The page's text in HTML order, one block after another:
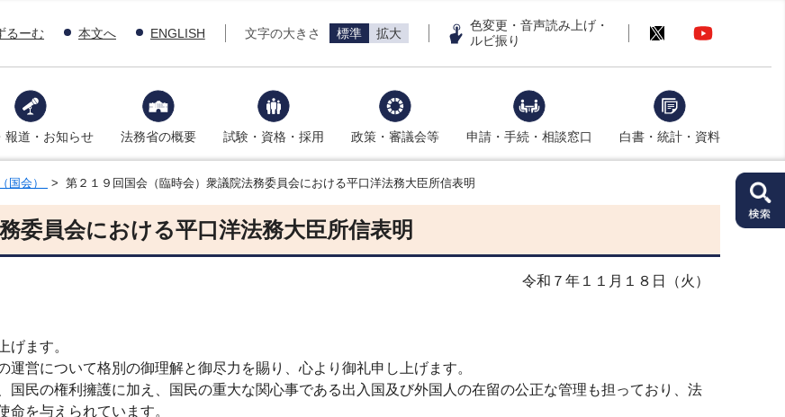
るーむ 本文へ ENGLISH 文字の大きさ 標準 拡大
色変更・音声読み上げ・
ルビ振り
報道・お知らせ 法務省の概要 試験・資格・採用 政策・審議会等 申請・手続・相談窓口 白書・統計・資料
国会） > 第２１９回国会（臨時会）衆議院法務委員会における平口洋法務大臣所信表明
委員会における平口洋法務大臣所信表明
令和７年１１月１８日（火）
ます。
営について格別の御理解と御尽力を賜り、心より御礼申し上げます。
民の権利擁護に加え、国民の重大な関心事である出入国及び外国人の在留の公正な管理も担っており、法
を与えられています。